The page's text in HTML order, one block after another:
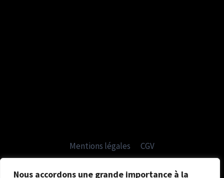
Nous accordons une grande importance à la
Mentions légales
CGV